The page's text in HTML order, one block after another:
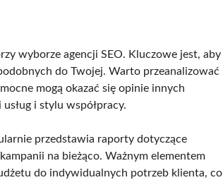
wyborze agencji SEO. Kluczowe jest, aby
do Twojej. Warto przeanalizować
mogą okazać się opinie innych
i stylu współpracy.
przedstawia raporty dotyczące
na bieżąco. Ważnym elementem
do indywidualnych potrzeb klienta, co